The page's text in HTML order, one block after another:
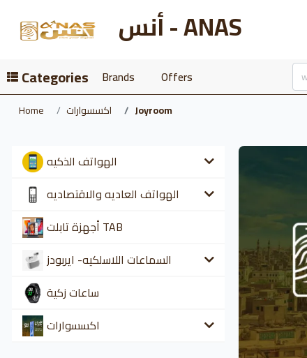
أنس - ANAS
Categories Brands Offers
Home اكسسوارات Joyroom
الهواتف الذكيه
الهواتف العاديه والاقتصاديه
أجهزة تابلت TAB
السماعات اللاسلكيه- ايربودز
ساعات زكية
اكسسوارات